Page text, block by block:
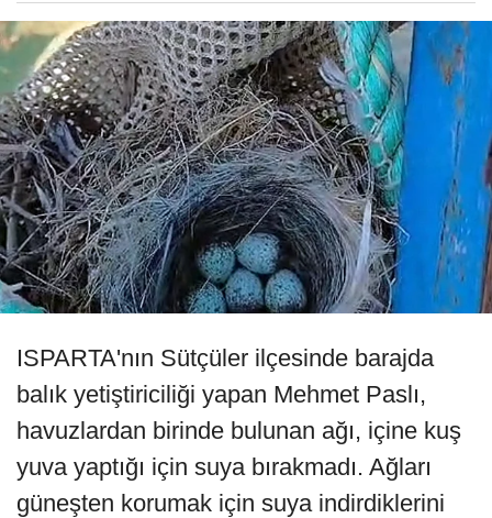
ISPARTA'nın Sütçüler ilçesinde barajda
balık yetiştiriciliği yapan Mehmet Paslı,
havuzlardan birinde bulunan ağı, içine kuş
yuva yaptığı için suya bırakmadı. Ağları
güneşten korumak için suya indirdiklerini